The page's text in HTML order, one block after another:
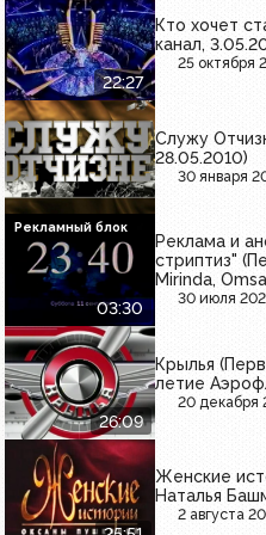
22:27
Кто хочет
канал,
25 октября
Служу
28.05.2010)
30 января
03:30
Реклама и
стриптиз"
Mirinda,
Blend-a-
30 июля
Рекламный блок
26:09
Крылья
летие
20 декабря
Женские
Наталья
2 августа